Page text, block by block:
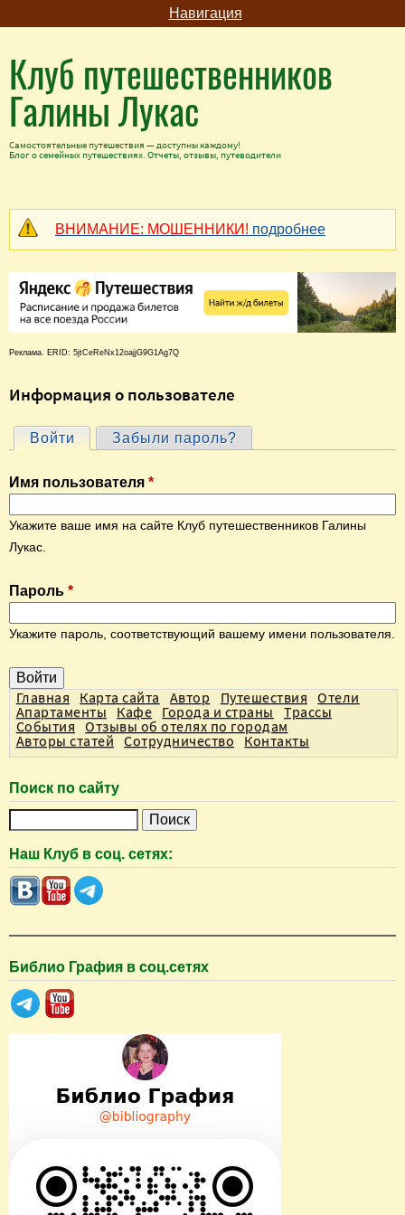
Навигация
Клуб путешественников
Галины Лукас
Самостоятельные путешествия — доступны каждому!
Блог о семейных путешествиях. Отчеты, отзывы, путеводители
ВНИМАНИЕ: МОШЕННИКИ! подробнее
Реклама. ERID: 5jtCeReNx12oajjG9G1Ag7Q
Информация о пользователе
Г
л
а
в
н
е
в
л
а
д
к
и
Войти (активная вкладка)
Забыли пароль?
Имя пользователя *
Укажите ваше имя на сайте Клуб путешественников Галины
Лукас.
Пароль *
Укажите пароль, соответствующий вашему имени пользователя.
Главная Карта сайта Автор Путешествия
Отели
Апартаменты
Кафе Города и страны
Трассы
События
Отзывы об отелях по городам
Авторы статей
Сотрудничество Контакты
Поиск по сайту
и
с
к
Наш Клуб в соц. сетях:
Библио Графия в соц.сетях